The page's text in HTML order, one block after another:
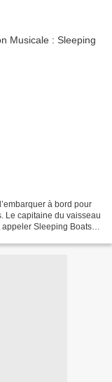
à bord pour
Le capitaine du vaisseau
appeler Sleeping Boats